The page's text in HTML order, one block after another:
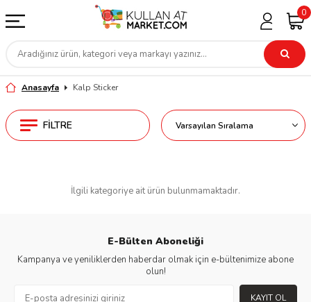
0
Anasayfa Kalp Sticker
FILTRE
İlgili kategoriye ait ürün bulunmamaktadır.
E-Bülten Aboneliği
Kampanya ve yeniliklerden haberdar olmak için e-bültenimize abone
olun!
KAYIT OL